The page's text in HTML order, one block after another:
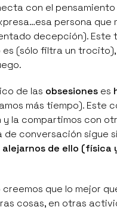
con el
persona
decepción). Este
(sólo filtra un
de las obsesiones es
más tiempo). Este
la compartimos con
de conversación sigue
alejarnos de ello
creemos que lo mejor
cosas, en otras